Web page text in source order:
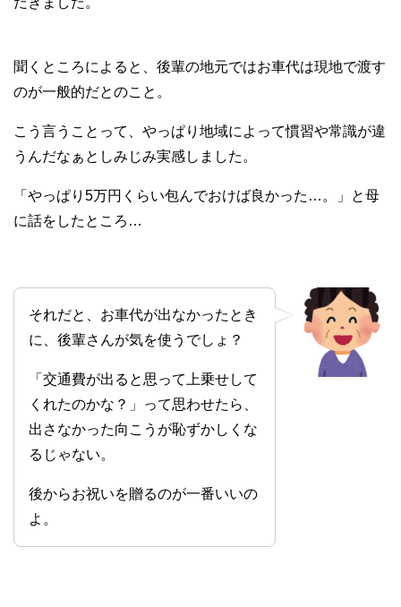
聞くところによると、後輩の地元ではお車代は現地で渡す
のが一般的だとのこと。
こう言うことって、やっぱり地域によって慣習や常識が違
うんだなぁとしみじみ実感しました。
「やっぱり5万円くらい包んでおけば良かった…。」と母
に話をしたところ…
それだと、お車代が出なかったとき
に、後輩さんが気を使うでしょ？
「交通費が出ると思って上乗せして
くれたのかな？」って思わせたら、
出さなかった向こうが恥ずかしくな
るじゃない。
後からお祝いを贈るのが一番いいの
よ。